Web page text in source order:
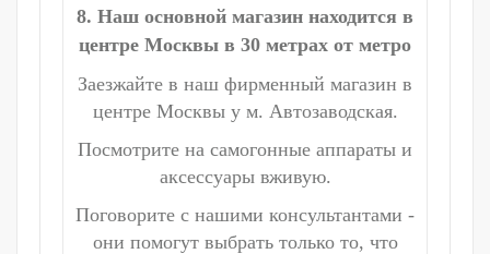
8. Наш основной магазин находится в
центре Москвы в 30 метрах от метро
Заезжайте в наш фирменный магазин в
центре Москвы у м. Автозаводская.
Посмотрите на самогонные аппараты и
аксессуары вживую.
Поговорите с нашими консультантами -
они помогут выбрать только то, что